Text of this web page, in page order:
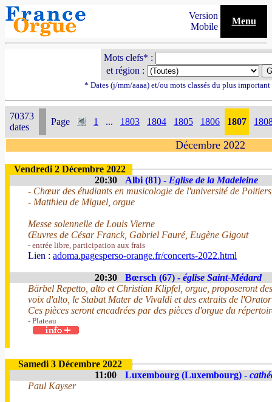
Version
Mobile
Menu
Mots clefs* :
et région :
* Dates (j/mm/aaaa) et/ou mots classés du plus
70373
dates
Page 1 ... 1803 1804 1805 1806 1807
Décembre 2022
Vendredi 2 Décembre 2022
20:30
Albi (81) - Eglise de la Madeleine
- Chœur des étudiants en musicologie de l'université de
- Matthieu de Miguel, orgue
Messe solennelle de Louis Vierne
Œuvres de César Franck, Gabriel Fauré, Eugène Gigout
- entrée libre, participation aux frais
Lien : adoma.pagesperso-orange.fr/concerts-2022.html
20:30 Bœrsch (67) - église Saint-Médard
Bärbel Repetto, alto et Christian Klipfel, orgue, proposeront
voix d'alto, le Stabat Mater de Vivaldi et des extraits de
Ces pièces seront encadrées par des pièces d'orgue du
- Plateau
Samedi 3 Décembre 2022
11:00
Luxembourg (Luxembourg) -
Paul Kayser